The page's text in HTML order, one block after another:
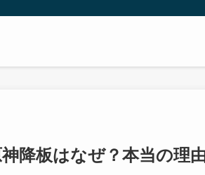
降板はなぜ？本当の理